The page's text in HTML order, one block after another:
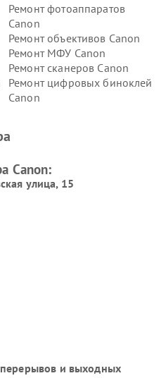
Ремонт фотоаппаратов
Canon
Ремонт объективов Canon
Ремонт МФУ Canon
Ремонт сканеров Canon
Ремонт цифровых биноклей
Canon
Canon:
улица, 15
и выходных